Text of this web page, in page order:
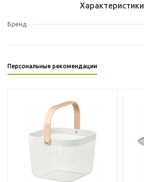
Характеристики
Бренд
Персональные рекомендации